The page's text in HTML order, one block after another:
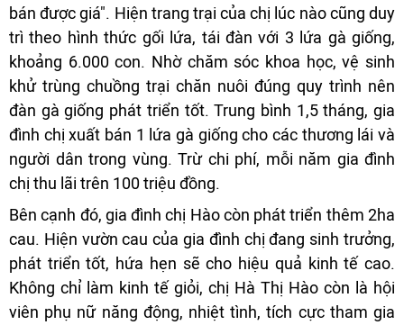
bán được giá". Hiện trang trại của chị lúc nào cũng duy
trì theo hình thức gối lứa, tái đàn với 3 lứa gà giống,
khoảng 6.000 con. Nhờ chăm sóc khoa học, vệ sinh
khử trùng chuồng trại chăn nuôi đúng quy trình nên
đàn gà giống phát triển tốt. Trung bình 1,5 tháng, gia
đình chị xuất bán 1 lứa gà giống cho các thương lái và
người dân trong vùng. Trừ chi phí, mỗi năm gia đình
chị thu lãi trên 100 triệu đồng.
Bên cạnh đó, gia đình chị Hào còn phát triển thêm 2ha
cau. Hiện vườn cau của gia đình chị đang sinh trưởng,
phát triển tốt, hứa hẹn sẽ cho hiệu quả kinh tế cao.
Không chỉ làm kinh tế giỏi, chị Hà Thị Hào còn là hội
viên phụ nữ năng động, nhiệt tình, tích cực tham gia